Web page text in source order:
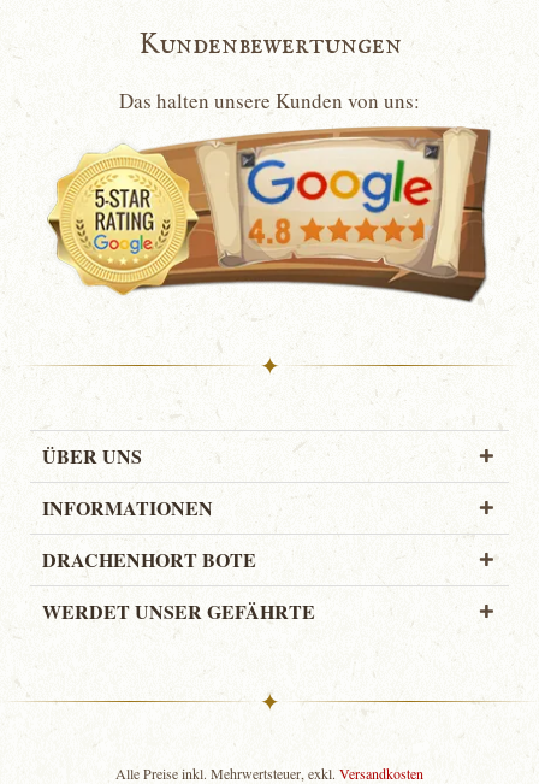
Kundenbewertungen
Das halten unsere Kunden von uns:
✦
ÜBER UNS
INFORMATIONEN
DRACHENHORT BOTE
WERDET UNSER GEFÄHRTE
✦
Alle Preise inkl. Mehrwertsteuer, exkl. Versandkosten